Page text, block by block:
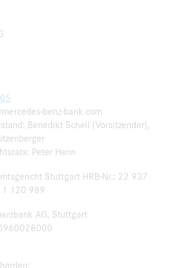
benz-bank.com
Benedikt Schell (Vorsitzender),
Peter Henn
Stuttgart HRB-Nr.: 22 937
120 989
AG, Stuttgart